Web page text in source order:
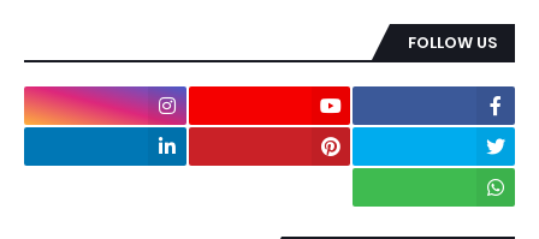
FOLLOW US